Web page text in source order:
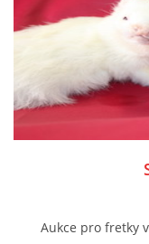
Aukce pro fretky